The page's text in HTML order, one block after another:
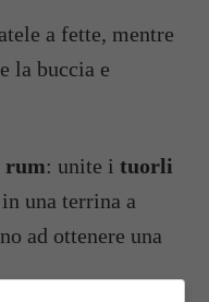
a fette, mentre
la buccia e
rum: unite i tuorli
una terrina a
ad ottenere una